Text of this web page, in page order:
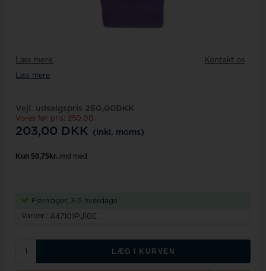
Læs mere Kontakt os
Læs mere
Vejl. udsalgspris 250,00DKK
Vores før pris: 250,00
203,00 DKK (inkl. moms)
Fjernlager, 3-5 hverdage
Varenr.: A47101PU10E
LÆG I KURVEN